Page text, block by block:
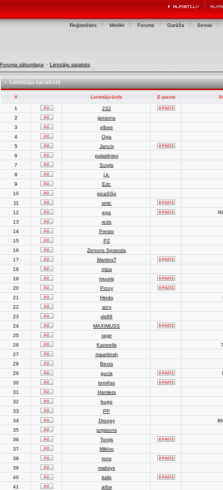
Reģistrēties Meklēt Forums Garāža Servisi
Foruma sākumlapa » Lietotāju saraksts
Lietotāju saraksts
# Lietotājvārds E-pasts
1
232
2
jansons
3
elbee
4
Oga
5
Jancix
6
palaidniex
7
Sogjis
8
j.k.
9
Edc
10
picaSSo
11
smic
12
ega
13
reds
14
Presto
15
PZ
16
Zenons Spranda
17
MartinsT
18
miza
19
muuris
20
Proxy
21
Hindo
22
arcy
23
xls99
24
MAXIMUSS
25
rage
26
Kaneelis
27
maartinsh
28
Berzs
29
gucis
30
tomAss
31
Hamlets
32
bugo
33
PP
34
Droopy
35
jurgisons
36
Tonijs
37
MikIvo
38
rons
39
maksys
40
italis
41
arba